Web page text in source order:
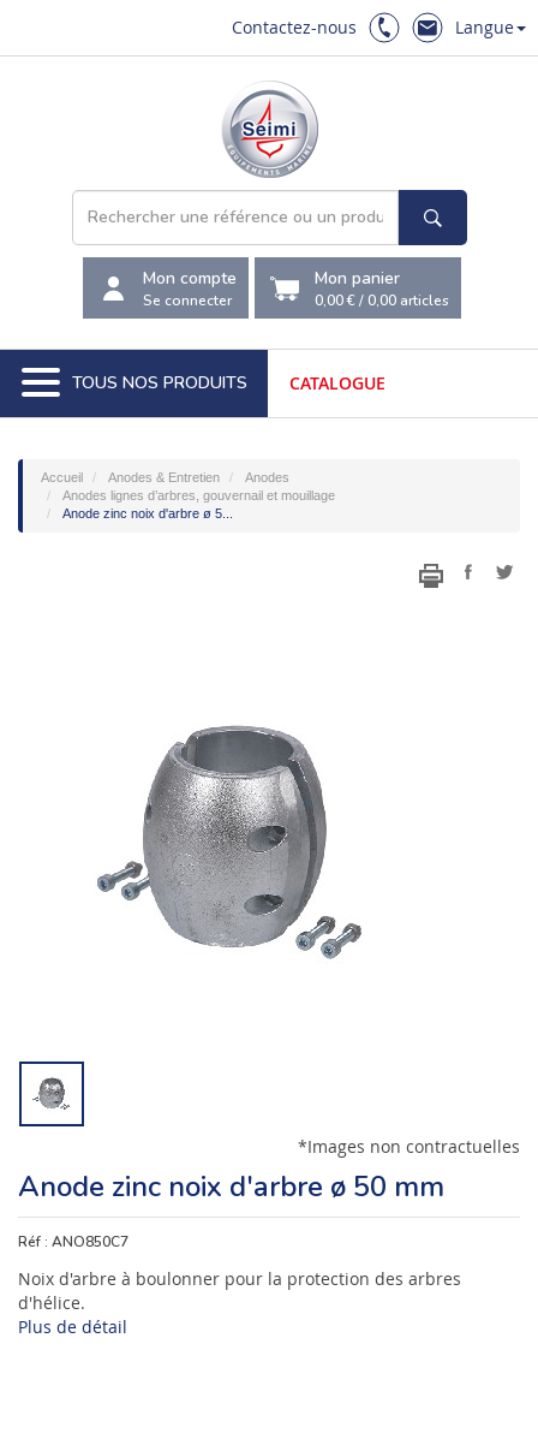
Contactez-nous Langue
Mon compte
Se connecter
Mon panier
0,00 €/0,00 articles
TOUS NOS PRODUITS CATALOGUE
Accueil Anodes & Entretien
Anodes
Anodes lignes d’arbres, gouvernail et mouillage
Anode zinc noix d'arbre ø 5...
*Images non contractuelles
Anode zinc noix d'arbre ø 50 mm
Réf : ANO850C7
Noix d'arbre à boulonner pour la protection des arbres
d'hélice.
Plus de détail